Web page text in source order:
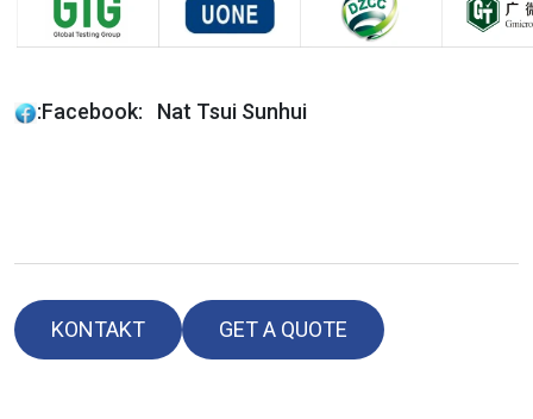
:Facebook: Nat Tsui Sunhui
KONTAKT GET A QUOTE